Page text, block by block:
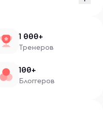
1 000+
Тренеров
100+
Блоггеров